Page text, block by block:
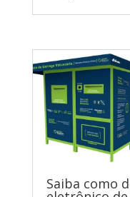
Saiba como